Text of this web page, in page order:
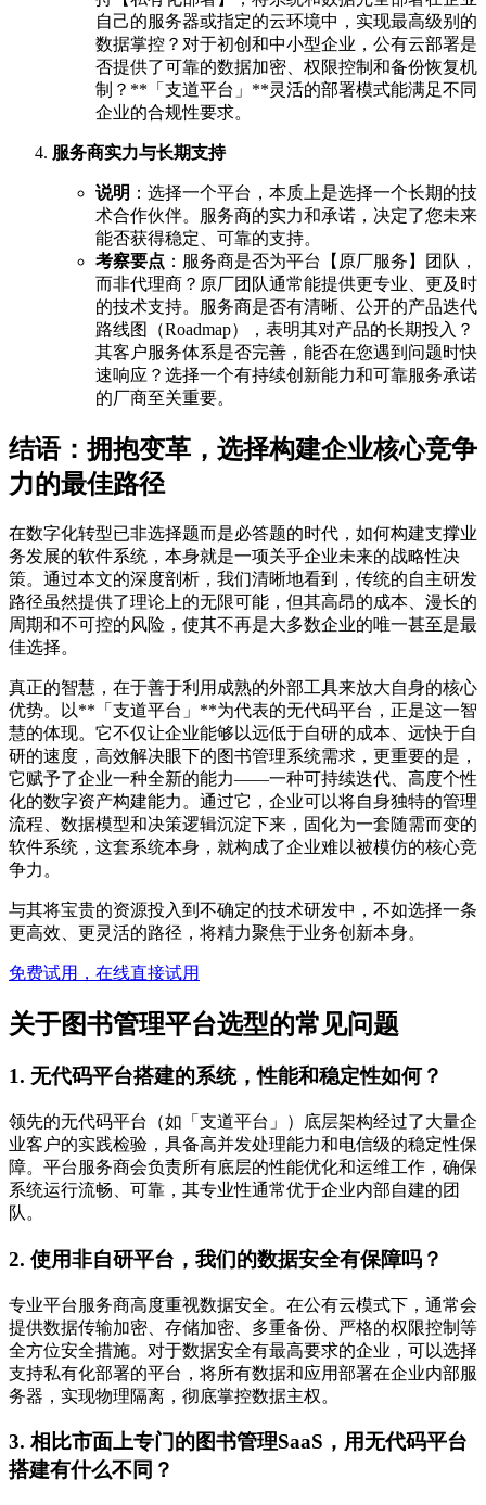
自己的服务器或指定的云环境中，实现最高级别的
数据掌控？对于初创和中小型企业，公有云部署是
否提供了可靠的数据加密、权限控制和备份恢复机
制？**「支道平台」**灵活的部署模式能满足不同
企业的合规性要求。
服务商实力与长期支持
说明 ：选择一个平台，本质上是选择一个长期的技
术合作伙伴。服务商的实力和承诺，决定了您未来
能否获得稳定、可靠的支持。
考察要点 ：服务商是否为平台【原厂服务】团队，
而非代理商？原厂团队通常能提供更专业、更及时
的技术支持。服务商是否有清晰、公开的产品迭代
路线图（Roadmap），表明其对产品的长期投入？
其客户服务体系是否完善，能否在您遇到问题时快
速响应？选择一个有持续创新能力和可靠服务承诺
的厂商至关重要。
结语：拥抱变革，选择构建企业核心竞争
力的最佳路径
在数字化转型已非选择题而是必答题的时代，如何构建支撑业
务发展的软件系统，本身就是一项关乎企业未来的战略性决
策。通过本文的深度剖析，我们清晰地看到，传统的自主研发
路径虽然提供了理论上的无限可能，但其高昂的成本、漫长的
周期和不可控的风险，使其不再是大多数企业的唯一甚至是最
佳选择。
真正的智慧，在于善于利用成熟的外部工具来放大自身的核心
优势。以**「支道平台」**为代表的无代码平台，正是这一智
慧的体现。它不仅让企业能够以远低于自研的成本、远快于自
研的速度，高效解决眼下的图书管理系统需求，更重要的是，
它赋予了企业一种全新的能力——一种可持续迭代、高度个性
化的数字资产构建能力。通过它，企业可以将自身独特的管理
流程、数据模型和决策逻辑沉淀下来，固化为一套随需而变的
软件系统，这套系统本身，就构成了企业难以被模仿的核心竞
争力。
与其将宝贵的资源投入到不确定的技术研发中，不如选择一条
更高效、更灵活的路径，将精力聚焦于业务创新本身。
免费试用，在线直接试用
关于图书管理平台选型的常见问题
1. 无代码平台搭建的系统，性能和稳定性如何？
领先的无代码平台（如「支道平台」）底层架构经过了大量企
业客户的实践检验，具备高并发处理能力和电信级的稳定性保
障。平台服务商会负责所有底层的性能优化和运维工作，确保
系统运行流畅、可靠，其专业性通常优于企业内部自建的团
队。
2. 使用非自研平台，我们的数据安全有保障吗？
专业平台服务商高度重视数据安全。在公有云模式下，通常会
提供数据传输加密、存储加密、多重备份、严格的权限控制等
全方位安全措施。对于数据安全有最高要求的企业，可以选择
支持私有化部署的平台，将所有数据和应用部署在企业内部服
务器，实现物理隔离，彻底掌控数据主权。
3. 相比市面上专门的图书管理SaaS，用无代码平台
搭建有什么不同？